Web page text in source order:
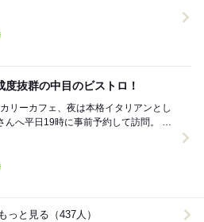
抜群の中目のビストロ！
リーカフェ、夜は本格イタリアンとし
へ平日19時に事前予約して訪問。 案
っと見る（437人）